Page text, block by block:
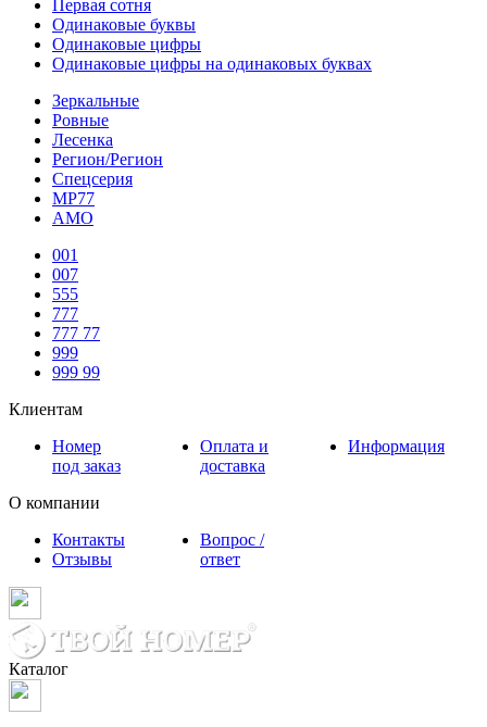
Первая сотня
Одинаковые буквы
Одинаковые цифры
Одинаковые цифры на одинаковых буквах
Зеркальные
Ровные
Лесенка
Регион/Регион
Спецсерия
МР77
АМО
001
007
555
777
777 77
999
999 99
Клиентам
Номер
под заказ
Оплата и
доставка
Информация
О компании
Контакты
Отзывы
Вопрос /
ответ
Каталог